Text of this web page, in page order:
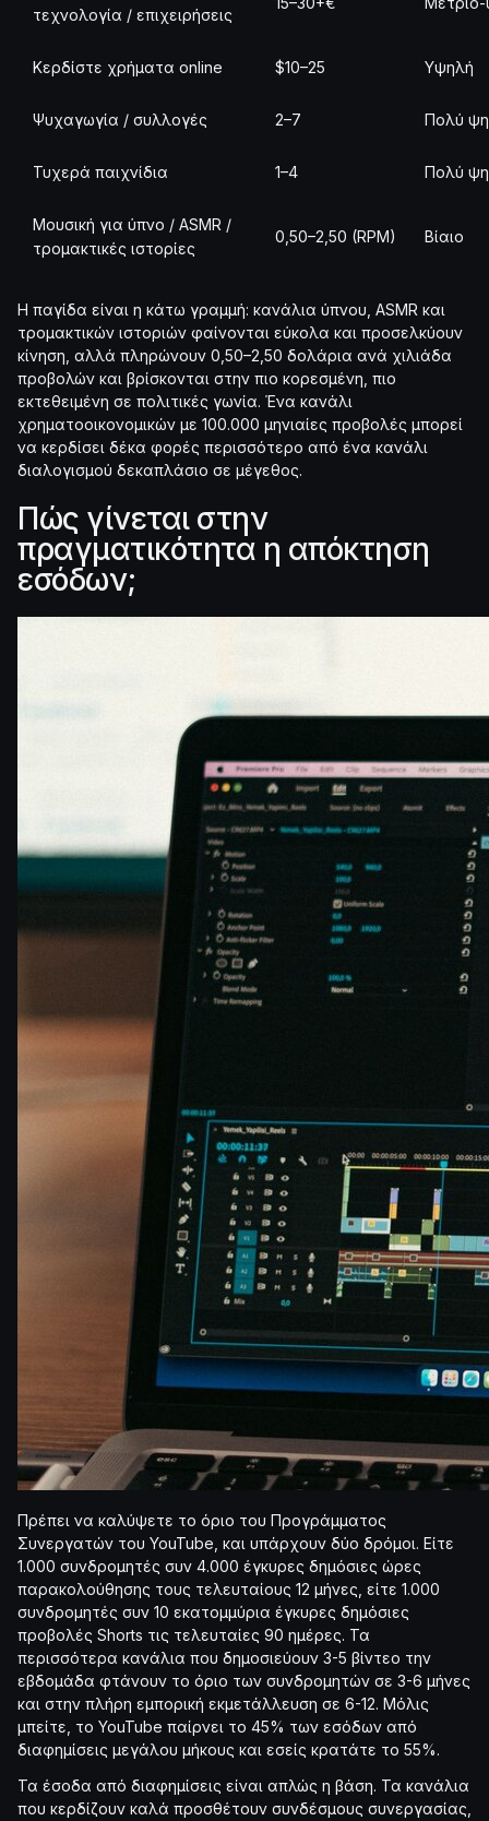
τεχνολογία / επιχειρήσεις
Κερδίστε χρήματα online $10–25 Υψηλή
Ψυχαγωγία / συλλογές 2–7 Πολύ
Τυχερά παιχνίδια 1–4 Πολύ
Μουσική για ύπνο / ASMR /
τρομακτικές ιστορίες
0,50–2,50 (RPM) Βίαιο
Η παγίδα είναι η κάτω γραμμή: κανάλια ύπνου, ASMR και
τρομακτικών ιστοριών φαίνονται εύκολα και προσελκύουν
κίνηση, αλλά πληρώνουν 0,50–2,50 δολάρια ανά χιλιάδα
προβολών και βρίσκονται στην πιο κορεσμένη, πιο
εκτεθειμένη σε πολιτικές γωνία. Ένα κανάλι
χρηματοοικονομικών με 100.000 μηνιαίες προβολές μπορεί
να κερδίσει δέκα φορές περισσότερο από ένα κανάλι
διαλογισμού δεκαπλάσιο σε μέγεθος.
Πώς γίνεται στην
πραγματικότητα η απόκτηση
εσόδων;
Πρέπει να καλύψετε το όριο του Προγράμματος
Συνεργατών του YouTube, και υπάρχουν δύο δρόμοι. Είτε
1.000 συνδρομητές συν 4.000 έγκυρες δημόσιες ώρες
παρακολούθησης τους τελευταίους 12 μήνες, είτε 1.000
συνδρομητές συν 10 εκατομμύρια έγκυρες δημόσιες
προβολές Shorts τις τελευταίες 90 ημέρες. Τα
περισσότερα κανάλια που δημοσιεύουν 3-5 βίντεο την
εβδομάδα φτάνουν το όριο των συνδρομητών σε 3-6 μήνες
και στην πλήρη εμπορική εκμετάλλευση σε 6-12. Μόλις
μπείτε, το YouTube παίρνει το 45% των εσόδων από
διαφημίσεις μεγάλου μήκους και εσείς κρατάτε το 55%.
Τα έσοδα από διαφημίσεις είναι απλώς η βάση. Τα κανάλια
που κερδίζουν καλά προσθέτουν συνδέσμους συνεργασίας,